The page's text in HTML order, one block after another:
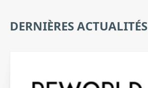
DERNIÈRES ACTUALITÉS